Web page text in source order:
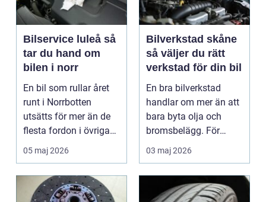
Bilservice luleå så
tar du hand om
bilen i norr
En bil som rullar året
runt i Norrbotten
utsätts för mer än de
flesta fordon i övriga
landet. Kyla, ...
05 maj 2026
Bilverkstad skåne
så väljer du rätt
verkstad för din bil
En bra bilverkstad
handlar om mer än att
bara byta olja och
bromsbelägg. För
många är bilen
avgörand...
03 maj 2026